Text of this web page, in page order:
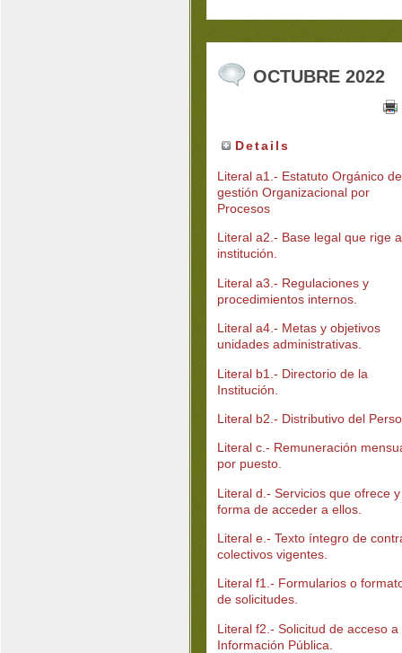
OCTUBRE 2022
Details
Literal a1.- Estatuto Orgánico de
gestión Organizacional por
Procesos
Literal a2.- Base legal que rige
institución.
Literal a3.- Regulaciones y
procedimientos internos.
Literal a4.- Metas y objetivos
unidades administrativas.
Literal b1.- Directorio de la
Institución.
Literal b2.- Distributivo del
Literal c.- Remuneración
por puesto.
Literal d.- Servicios que ofrece
forma de acceder a ellos.
Literal e.- Texto íntegro de
colectivos vigentes.
Literal f1.- Formularios o
de solicitudes.
Literal f2.- Solicitud de acceso a
Información Pública.